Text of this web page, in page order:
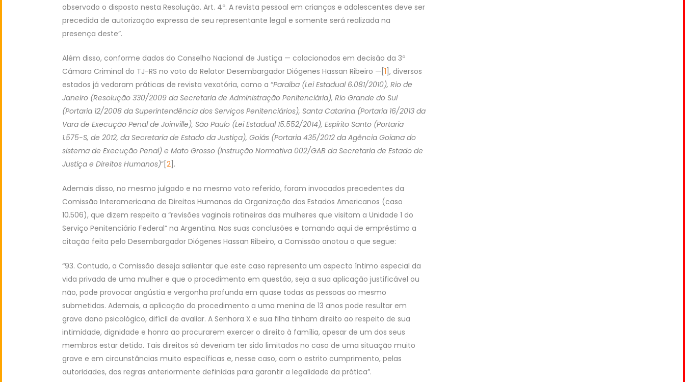
observado o disposto nesta Resolução. Art. 4º. A revista pessoal em crianças e adolescentes deve ser
precedida de autorização expressa de seu representante legal e somente será realizada na
presença deste”.
Além disso, conforme dados do Conselho Nacional de Justiça — colacionados em decisão da 3ª
Câmara Criminal do TJ-RS no voto do Relator Desembargador Diógenes Hassan Ribeiro —[ 1 ], diversos
estados já vedaram práticas de revista vexatória, como a “Paraíba (Lei Estadual 6.081/2010), Rio de
Janeiro (Resolução 330/2009 da Secretaria de Administração Penitenciária), Rio Grande do Sul
(Portaria 12/2008 da Superintendência dos Serviços Penitenciários), Santa Catarina (Portaria 16/2013 da
Vara de Execução Penal de Joinville), São Paulo (Lei Estadual 15.552/2014), Espírito Santo (Portaria
1.575-S, de 2012, da Secretaria de Estado da Justiça), Goiás (Portaria 435/2012 da Agência Goiana do
sistema de Execução Penal) e Mato Grosso (Instrução Normativa 002/GAB da Secretaria de Estado de
Justiça e Direitos Humanos)”[ 2 ].
Ademais disso, no mesmo julgado e no mesmo voto referido, foram invocados precedentes da
Comissão Interamericana de Direitos Humanos da Organização dos Estados Americanos (caso
10.506), que dizem respeito a “revisões vaginais rotineiras das mulheres que visitam a Unidade 1 do
Serviço Penitenciário Federal” na Argentina. Nas suas conclusões e tomando aqui de empréstimo a
citação feita pelo Desembargador Diógenes Hassan Ribeiro, a Comissão anotou o que segue:
“93. Contudo, a Comissão deseja salientar que este caso representa um aspecto íntimo especial da
vida privada de uma mulher e que o procedimento em questão, seja a sua aplicação justificável ou
não, pode provocar angústia e vergonha profunda em quase todas as pessoas ao mesmo
submetidas. Ademais, a aplicação do procedimento a uma menina de 13 anos pode resultar em
grave dano psicológico, difícil de avaliar. A Senhora X e sua filha tinham direito ao respeito de sua
intimidade, dignidade e honra ao procurarem exercer o direito à família, apesar de um dos seus
membros estar detido. Tais direitos só deveriam ter sido limitados no caso de uma situação muito
grave e em circunstâncias muito específicas e, nesse caso, com o estrito cumprimento, pelas
autoridades, das regras anteriormente definidas para garantir a legalidade da prática”.